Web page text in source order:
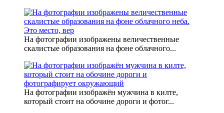
На фотографии изображены величественные
скалистые образования на фоне облачного...
На фотографии изображён мужчина в килте,
который стоит на обочине дороги и фотог...